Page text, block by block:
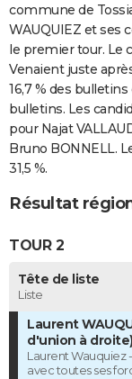
Bricolage
Lifestyle
Culture
Sport
Auto
Television
Voyage
Cinema
commune de
WAUQUIEZ et ses
le premier tour. Le
Venaient juste
16,7 % des bulletins
bulletins. Les
pour Najat
Bruno BONNELL.
31,5 %.
Résultat
TOUR 2
Tête de liste
Liste
Laurent
d'union à droite)
Laurent Wauquiez
avec toutes ses